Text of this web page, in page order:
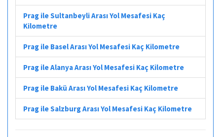
Prag ile Sultanbeyli Arası Yol Mesafesi Kaç
Kilometre
Prag ile Basel Arası Yol Mesafesi Kaç Kilometre
Prag ile Alanya Arası Yol Mesafesi Kaç Kilometre
Prag ile Bakü Arası Yol Mesafesi Kaç Kilometre
Prag ile Salzburg Arası Yol Mesafesi Kaç Kilometre